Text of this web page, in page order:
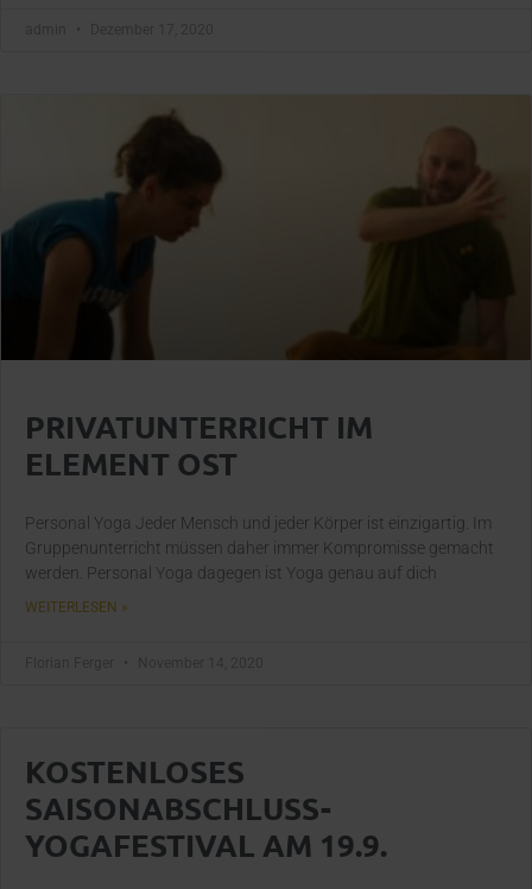
PRIVATUNTERRICHT IM
ELEMENT OST
Personal Yoga Jeder Mensch und jeder Körper ist einzigartig. Im
Gruppenunterricht müssen daher immer Kompromisse gemacht
werden. Personal Yoga dagegen ist Yoga genau auf dich
WEITERLESEN »
KOSTENLOSES
SAISONABSCHLUSS-
YOGAFESTIVAL AM 19.9.